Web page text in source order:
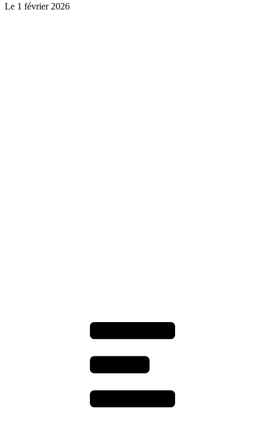
Le 1 février 2026